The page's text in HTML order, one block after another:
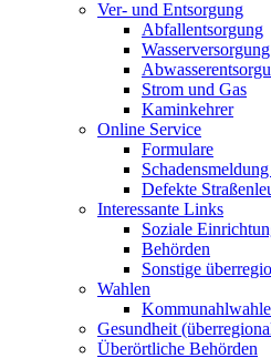
Ver- und Entsorgung
Abfallentsorgung
Wasserversorgung
Strom und Gas
Kaminkehrer
Online Service
Formulare
Defekte
Interessante Links
Soziale
Behörden
Sonstige
Wahlen
Gesundheit
Überörtliche Behörden